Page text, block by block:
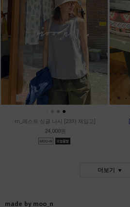
● ● ●
m_레스트 싱글 나시 [23차 재입고]
24,000원
더보기
made by moo_n